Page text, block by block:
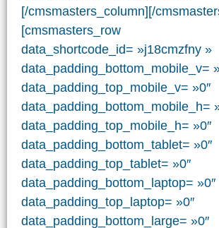
[/cmsmasters_column][/
[cmsmasters_row
data_shortcode_id= »j18cmzfny »
data_padding_bottom_mobile_v=
data_padding_top_mobile_v= »0″
data_padding_bottom_mobile_h=
data_padding_top_mobile_h= »0″
data_padding_bottom_tablet= »0″
data_padding_top_tablet= »0″
data_padding_bottom_laptop= »0″
data_padding_top_laptop= »0″
data_padding_bottom_large= »0″